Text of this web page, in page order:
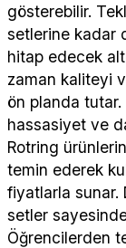
gösterebilir.
setlerine kadar
hitap edecek
zaman kaliteyi
ön planda
hassasiyet ve
Rotring
temin ederek
fiyatlarla sunar.
setler
Öğrencilerden